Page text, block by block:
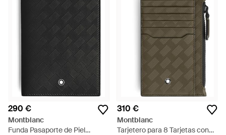
290 €
Montblanc
Funda Pasaporte de Piel
310 €
Montblanc
Tarjetero para 8 Tarjetas con